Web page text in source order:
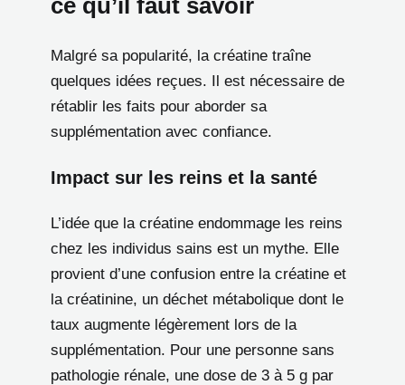
ce qu’il faut savoir
Malgré sa popularité, la créatine traîne
quelques idées reçues. Il est nécessaire de
rétablir les faits pour aborder sa
supplémentation avec confiance.
Impact sur les reins et la santé
L’idée que la créatine endommage les reins
chez les individus sains est un mythe. Elle
provient d’une confusion entre la créatine et
la créatinine, un déchet métabolique dont le
taux augmente légèrement lors de la
supplémentation. Pour une personne sans
pathologie rénale, une dose de 3 à 5 g par